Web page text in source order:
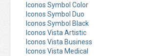
Iconos Symbol Color
Iconos Symbol Duo
Iconos Symbol Black
Iconos Vista Artistic
Iconos Vista Business
Iconos Vista Medical